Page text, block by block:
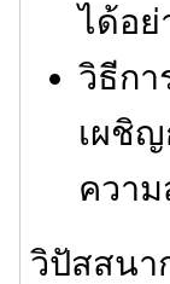
ได้อย่
วิธีกา
เผชิ
ควา
วิปัสสนา